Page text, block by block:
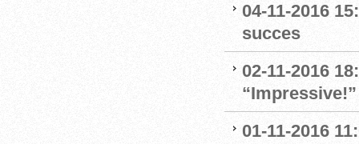
04-11-2016
succes
02-11-2016
“Impressive!”
01-11-2016